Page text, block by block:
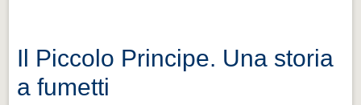
Il Piccolo Principe. Una storia
a fumetti